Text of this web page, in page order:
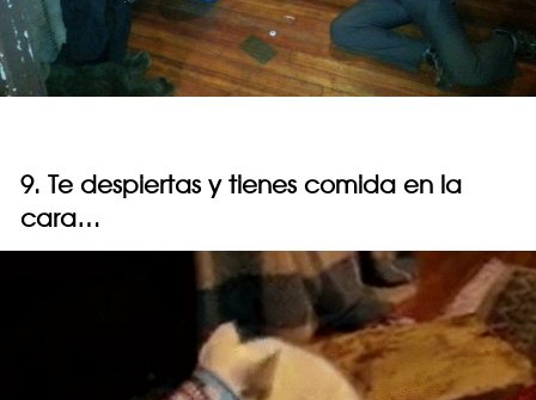
9. Te despiertas y tienes comida en la
cara…